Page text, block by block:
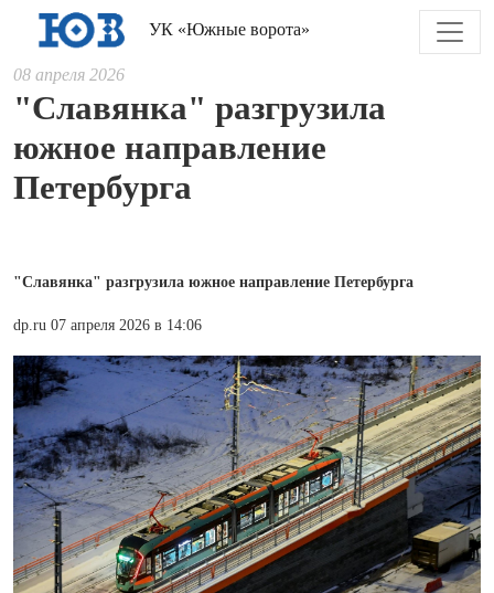
УК «Южные ворота»
08 апреля 2026
"Славянка" разгрузила
южное направление
Петербурга
"Славянка" разгрузила южное направление Петербурга
dp.ru 07 апреля 2026 в 14:06